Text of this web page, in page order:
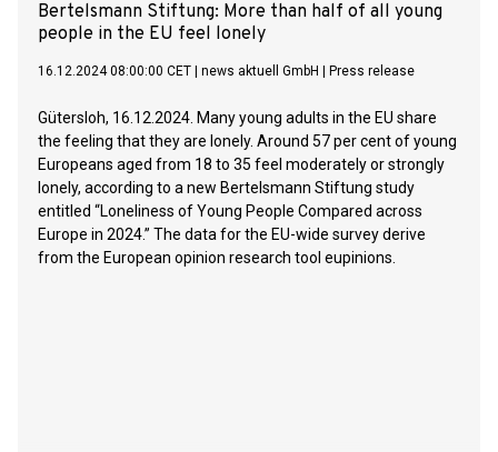
Bertelsmann Stiftung: More than half of all young
people in the EU feel lonely
16.12.2024 08:00:00 CET news aktuell GmbH Press release
Gütersloh, 16.12.2024. Many young adults in the EU share
the feeling that they are lonely. Around 57 per cent of young
Europeans aged from 18 to 35 feel moderately or strongly
lonely, according to a new Bertelsmann Stiftung study
entitled “Loneliness of Young People Compared across
Europe in 2024.” The data for the EU-wide survey derive
from the European opinion research tool eupinions.